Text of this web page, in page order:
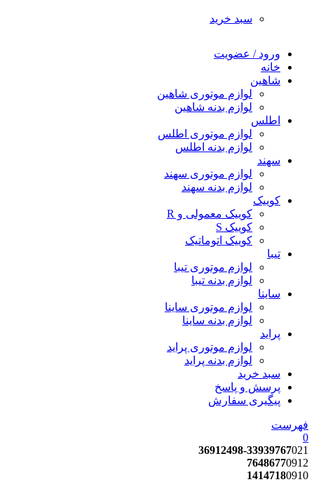
سبد خرید
ورود / عضویت
خانه
شاهین
لوازم موتوری شاهین
لوازم بدنه شاهین
اطلس
لوازم موتوری اطلس
لوازم بدنه اطلس
سهند
لوازم موتوری سهند
لوازم بدنه سهند
کوییک
کوییک معمولی و R
کوییک S
کوییک اتوماتیک
تیبا
لوازم موتوری تیبا
لوازم بدنه تیبا
ساینا
لوازم موتوری ساینا
لوازم بدنه ساینا
پراید
لوازم موتوری پراید
لوازم بدنه پراید
سبد خرید
پرسش و پاسخ
پیگیری سفارش
فهرست
0
36912498-33939767021
76486770912
14147180910